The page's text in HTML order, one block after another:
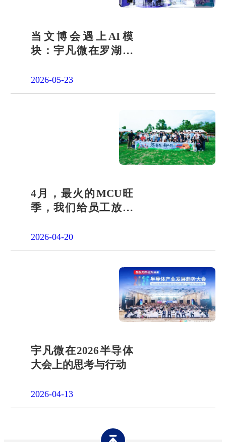
当文博会遇上AI模
块：宇凡微在罗湖展
答卷
2026-05-23
4月，最火的MCU旺
季，我们给员工放了
2026-04-20
宇凡微在2026半导体
大会上的思考与行动
2026-04-13